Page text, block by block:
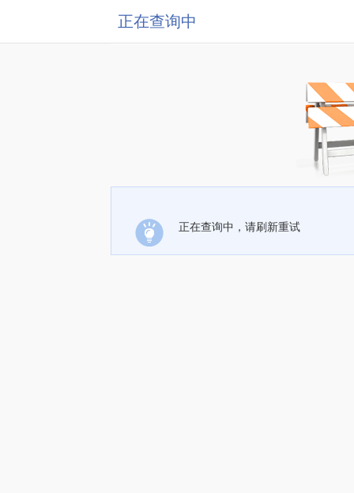
正在查询中
正在查询中，请刷新重试